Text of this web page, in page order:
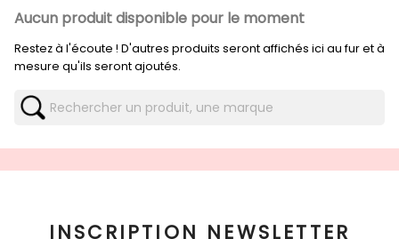
Aucun produit disponible pour le moment
Restez à l'écoute ! D'autres produits seront affichés ici au fur et à
mesure qu'ils seront ajoutés.
INSCRIPTION NEWSLETTER